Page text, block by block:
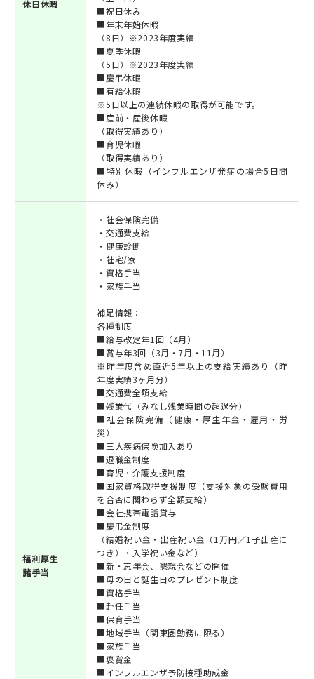
休日休暇
■祝日休み
■年末年始休暇
（8日）※2023年度実績
■夏季休暇
（5日）※2023年度実績
■慶弔休暇
■有給休暇
※5日以上の連続休暇の取得が可能です。
■産前・産後休暇
（取得実績あり）
■育児休暇
（取得実績あり）
■特別休暇（インフルエンザ発症の場合5日間
休み）
福利厚生
諸手当
・社会保険完備
・交通費支給
・健康診断
・社宅/寮
・資格手当
・家族手当
補足情報：
各種制度
■給与改定年1回（4月）
■賞与年3回（3月・7月・11月）
※昨年度含め直近5年以上の支給実績あり（昨
年度実績3ヶ月分）
■交通費全額支給
■残業代（みなし残業時間の超過分）
■社会保険完備（健康・厚生年金・雇用・労
災）
■三大疾病保険加入あり
■退職金制度
■育児・介護支援制度
■国家資格取得支援制度（支援対象の受験費用
を合否に関わらず全額支給）
■会社携帯電話貸与
■慶弔金制度
（結婚祝い金・出産祝い金（1万円／1子出産に
つき）・入学祝い金など）
■新・忘年会、懇親会などの開催
■母の日と誕生日のプレゼント制度
■資格手当
■赴任手当
■保育手当
■地域手当（関東圏勤務に限る）
■家族手当
■褒賞金
■インフルエンザ予防接種助成金